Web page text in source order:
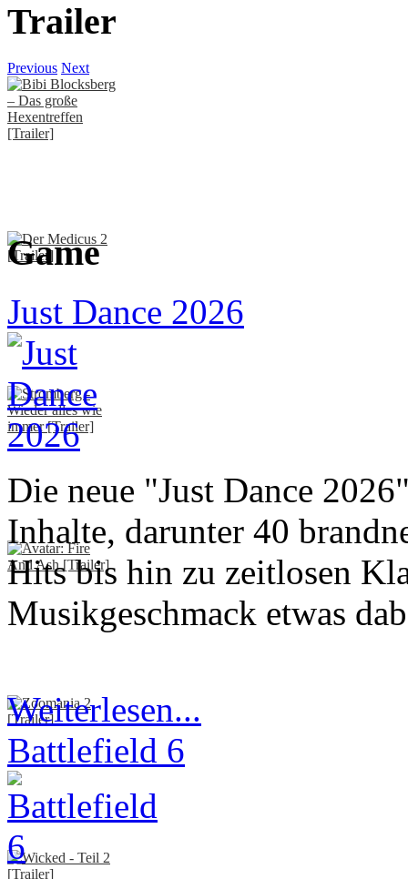
Trailer
Previous Next
Game
Just Dance 2026
Die neue "Just Dance
Inhalte, darunter 40
Hits bis hin zu zeitlosen
Musikgeschmack etwas
Weiterlesen...
Battlefield 6